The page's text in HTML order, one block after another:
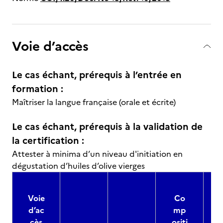
Voie d’accès
Le cas échant, prérequis à l’entrée en
formation :
Maîtriser la langue française (orale et écrite)
Le cas échant, prérequis à la validation de
la certification :
Attester à minima d’un niveau d'initiation en
dégustation d’huiles d’olive vierges
Voie
d’ac
Co
mp